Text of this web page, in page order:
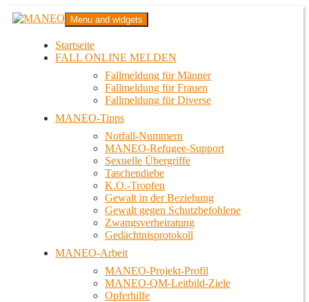
Zum
InhaltMANEO
Das schwule Anti-Gewalt-Projekt in Berlin
Menu and widgets
Startseite
FALL ONLINE MELDEN
Fallmeldung für Männer
Fallmeldung für Frauen
Fallmeldung für Diverse
MANEO-Tipps
Notfall-Nummern
MANEO-Refugee-Support
Sexuelle Übergriffe
Taschendiebe
K.O.-Tropfen
Gewalt in der Beziehung
Gewalt gegen Schutzbefohlene
Zwangsverheiratung
Gedächtnisprotokoll
MANEO-Arbeit
MANEO-Projekt-Profil
MANEO-QM-Leitbild-Ziele
Opferhilfe